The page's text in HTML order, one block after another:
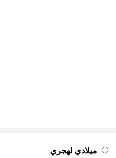
ميلادي لهجري